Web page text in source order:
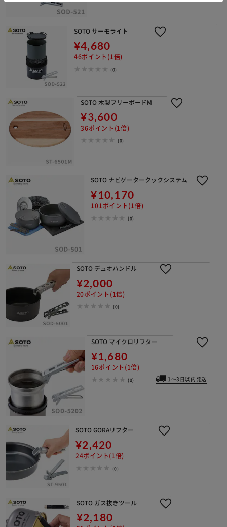
SOTO サーモライト
¥4,680
46ポイント(1倍)
(0)
SOTO 木製フリーボードM
¥3,600
36ポイント(1倍)
(0)
SOTO ナビゲータークックシステム
¥10,170
101ポイント(1倍)
(0)
SOTO デュオハンドル
¥2,000
20ポイント(1倍)
(0)
SOTO マイクロリフター
¥1,680
16ポイント(1倍)
(0) 1～3日以内発送
SOTO GORAリフター
¥2,420
24ポイント(1倍)
(0)
SOTO ガス抜きツール
¥2,180